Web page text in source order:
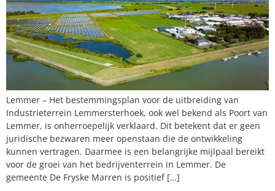
Lemmer – Het bestemmingsplan voor de uitbreiding van
Industrieterrein Lemmersterhoek, ook wel bekend als Poort van
Lemmer, is onherroepelijk verklaard. Dit betekent dat er geen
juridische bezwaren meer openstaan die de ontwikkeling
kunnen vertragen. Daarmee is een belangrijke mijlpaal bereikt
voor de groei van het bedrijventerrein in Lemmer. De
gemeente De Fryske Marren is positief […]